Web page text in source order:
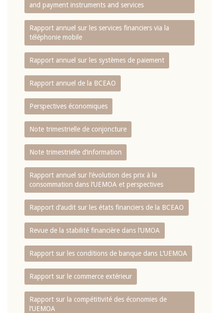
and payment instruments and services
Rapport annuel sur les services financiers via la
téléphonie mobile
Rapport annuel sur les systèmes de paiement
Rapport annuel de la BCEAO
Perspectives économiques
Note trimestrielle de conjoncture
Note trimestrielle d‘information
Rapport annuel sur l‘évolution des prix à la
consommation dans l‘UEMOA et perspectives
Rapport d‘audit sur les états financiers de la BCEAO
Revue de la stabilité financière dans l‘UMOA
Rapport sur les conditions de banque dans L‘UEMOA
Rapport sur le commerce extérieur
Rapport sur la compétitivité des économies de
l‘UEMOA